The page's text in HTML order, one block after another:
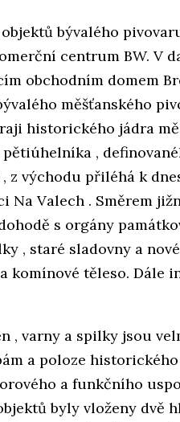
bývalého
centrum BW. V
obchodním domem
měšťanského
historického jádra
,
z východu přiléhá k
Valech . Směrem
s orgány
, staré sladovny a
komínové těleso. Dále
, varny a spilky jsou
a poloze
a funkčního
byly vloženy dvě